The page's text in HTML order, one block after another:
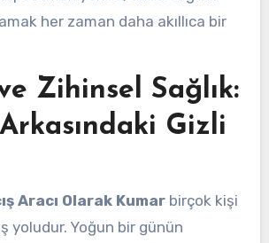
her zaman daha akıllıca bir
Zihinsel Sağlık:
Gizli
Aracı Olarak Kumarbirçok kişi
yoludur. Yoğun bir günün